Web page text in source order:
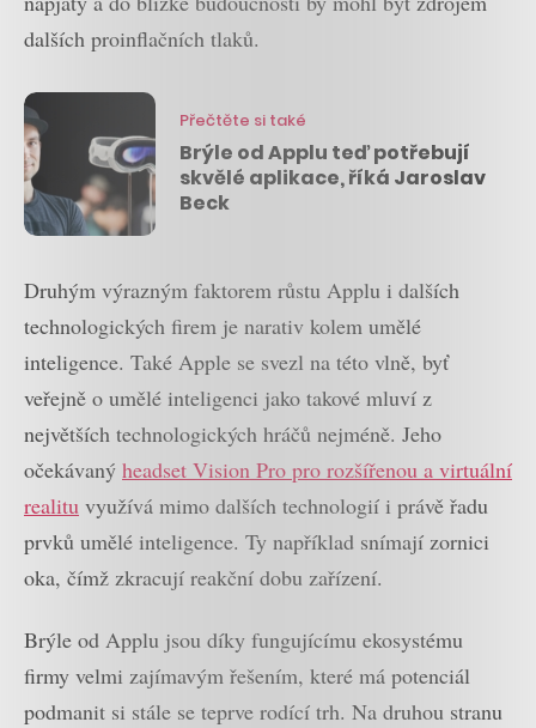
dalších proinflačních tlaků.
Přečtěte si také
Brýle od Applu teď potřebují
skvělé aplikace, říká Jaroslav
Beck
Druhým výrazným faktorem růstu Applu i dalších
technologických firem je narativ kolem umělé
inteligence. Také Apple se svezl na této vlně, byť
veřejně o umělé inteligenci jako takové mluví z
největších technologických hráčů nejméně. Jeho
očekávaný headset Vision Pro pro rozšířenou a virtuální
realitu využívá mimo dalších technologií i právě řadu
prvků umělé inteligence. Ty například snímají zornici
oka, čímž zkracují reakční dobu zařízení.
Brýle od Applu jsou díky fungujícímu ekosystému
firmy velmi zajímavým řešením, které má potenciál
podmanit si stále se teprve rodící trh. Na druhou stranu